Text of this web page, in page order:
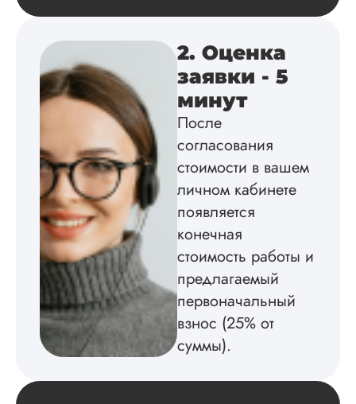
Вид работы:
Диссертация
структура, и
оформление.
самостоятельно
подобрал
исследования,
грамотно
расчеты и подвел
по результатам
исследования.
Благодарна.
2. Оценка
заявки - 5
минут
После
согласования
стоимости в вашем
личном кабинете
появляется
конечная
стоимость работы и
предлагаемый
первоначальный
взнос (25% от
суммы).